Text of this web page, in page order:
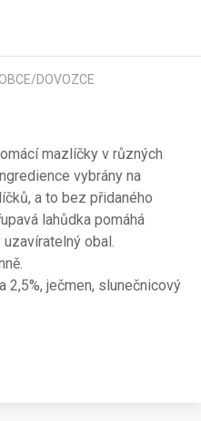
DOVOZCE
mazlíčky v různých
vybrány na
a to bez přidaného
lahůdka pomáhá
obal.
2,5%, ječmen, slunečnicový